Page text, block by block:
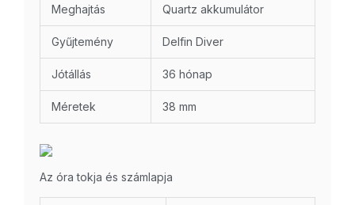
Meghajtás Quartz akkumulátor
Gyűjtemény Delfin Diver
Jótállás 36 hónap
Méretek 38 mm
Az óra tokja és számlapja